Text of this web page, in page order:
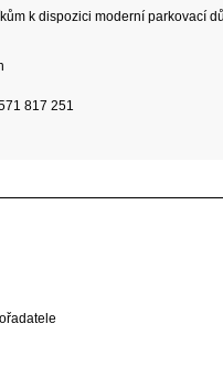
k dispozici moderní parkovací
817 251